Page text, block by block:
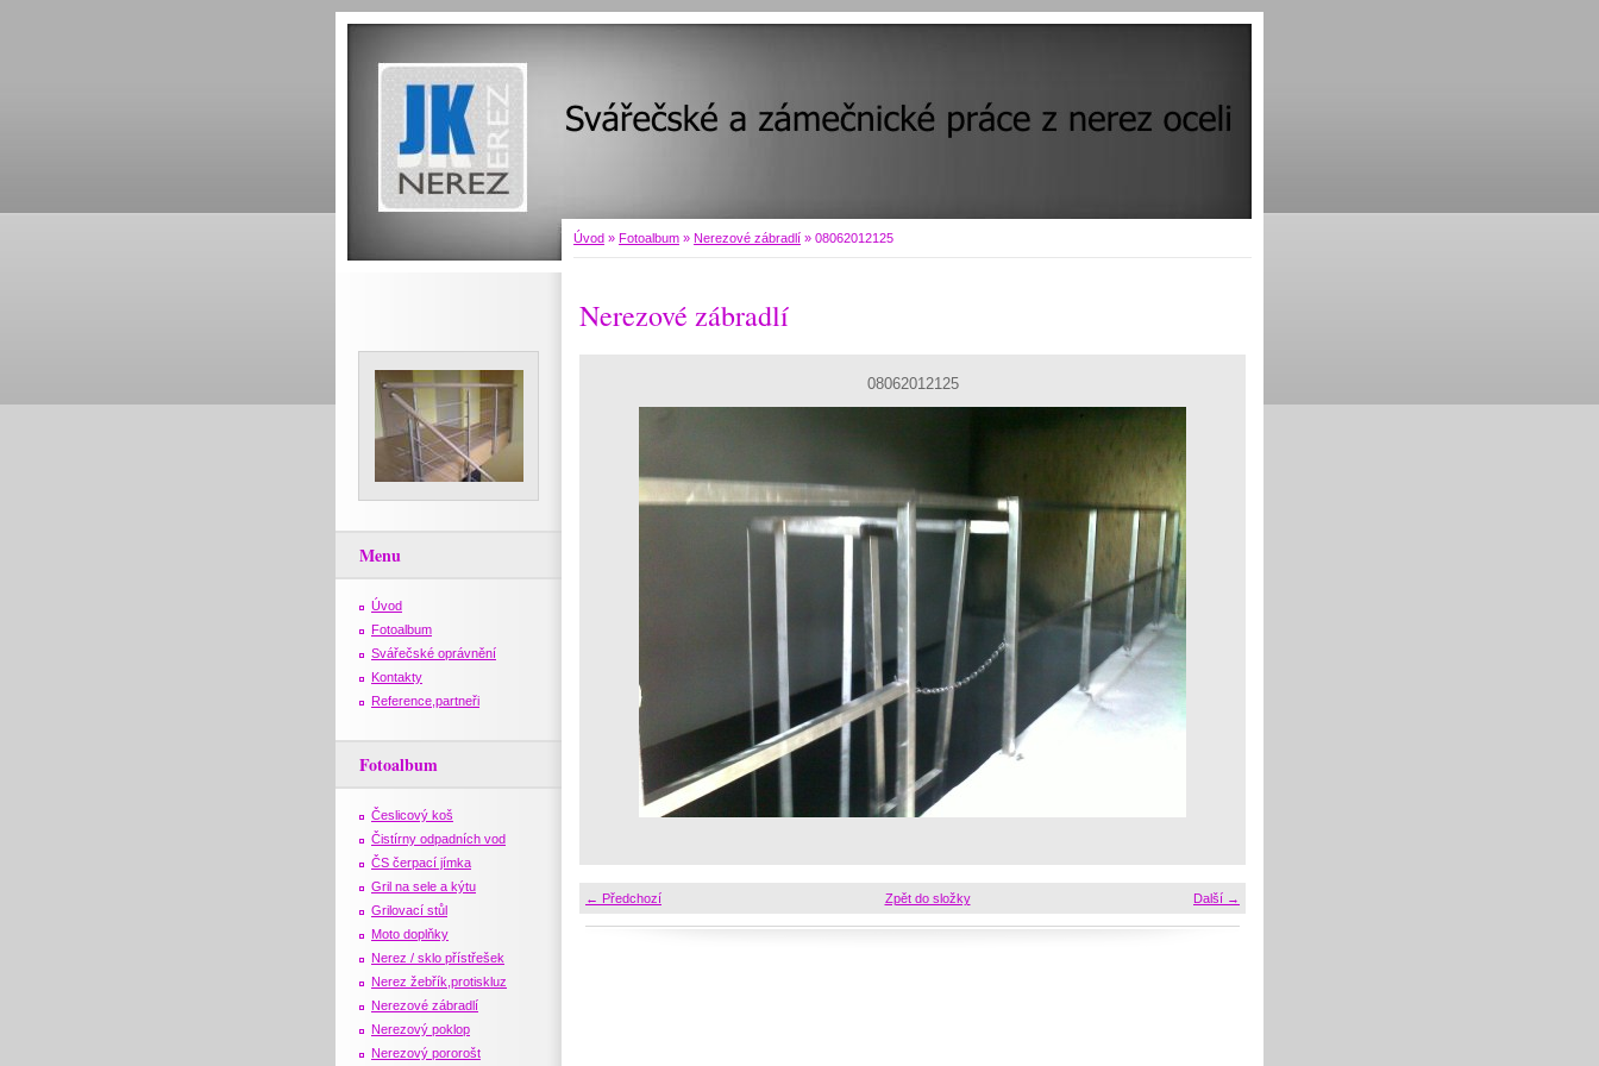
Úvod » Fotoalbum » Nerezové zábradlí » 08062012125
Nerezové zábradlí
08062012125
← Předchozí Další →
Zpět do složky
Menu
Úvod
Fotoalbum
Svářečské oprávnění
Kontakty
Reference,partneři
Fotoalbum
Česlicový koš
Čistírny odpadních vod
ČS čerpací jímka
Gril na sele a kýtu
Grilovací stůl
Moto doplňky
Nerez / sklo přístřešek
Nerez žebřík,protiskluz
Nerezové zábradlí
Nerezový poklop
Nerezový pororošt